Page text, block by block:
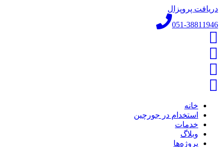
دریافت پروپزال
051-38811946
خانه
استخدام در جورچین
خدمات
وبلاگ
پروژه‌ها